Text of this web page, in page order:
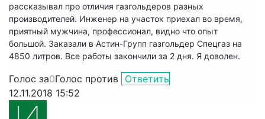
рассказывал про отличия газгольдеров разных
производителей. Инженер на участок приехал во время,
приятный мужчина, профессионал, видно что опыт
большой. Заказали в Астин-Групп газгольдер Спецгаз на
4850 литров. Все работы закончили за 2 дня. Я доволен.
Голос за0Голос против Ответить
12.11.2018 15:52